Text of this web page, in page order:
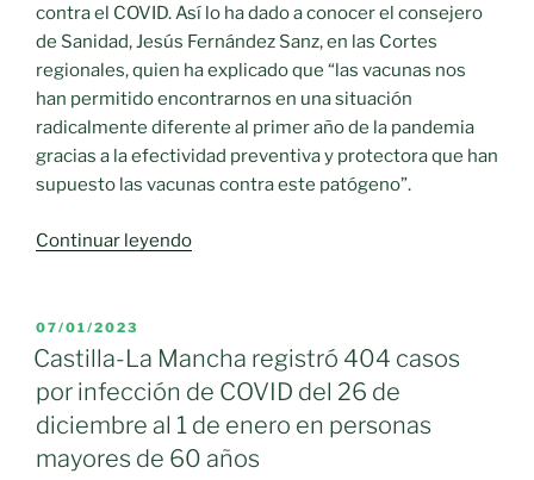
contra el COVID. Así lo ha dado a conocer el consejero
de Sanidad, Jesús Fernández Sanz, en las Cortes
regionales, quien ha explicado que “las vacunas nos
han permitido encontrarnos en una situación
radicalmente diferente al primer año de la pandemia
gracias a la efectividad preventiva y protectora que han
supuesto las vacunas contra este patógeno”.
Continuar leyendo«El
La
Mancha
anima
a
la
PUBLICADO
EL
07/01/2023
Castilla-La Mancha registró 404 casos
por infección de COVID del 26 de
diciembre al 1 de enero en personas
mayores de 60 años